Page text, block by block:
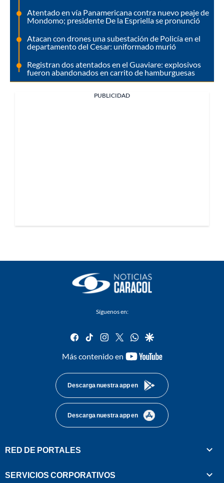
Atentado en vía Panamericana contra nuevo peaje de
Mondomo; presidente De la Espriella se pronunció
Atacan con drones una subestación de Policía en el
departamento del Cesar: uniformado murió
Registran dos atentados en el Guaviare: explosivos
fueron abandonados en carrito de hamburguesas
PUBLICIDAD
Síguenos en:
facebook
tiktok instagram
twitterwhatsapp
google
Más contenido en
youtube-
Descarga nuestra app en
Descarga nuestra app en
RED DE PORTALES
SERVICIOS CORPORATIVOS